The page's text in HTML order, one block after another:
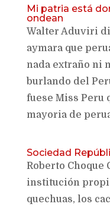
Mi patria está
ondean
Walter Aduviri
aymara que
nada extraño ni
burlando del
fuese Miss Peru
mayoria de
Sociedad
Roberto Choque
institución
quechuas, los